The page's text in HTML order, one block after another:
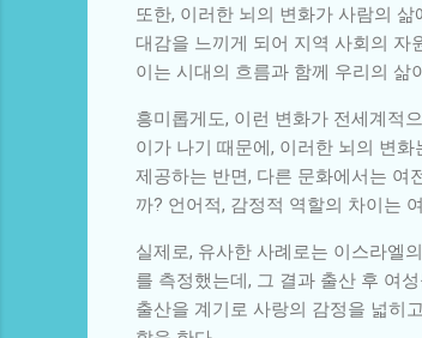
또한, 이러한 뇌의 변화가 사람의
대감을 느끼게 되어 지역 사회의 자
이는 시대의 흐름과 함께 우리의 삶
흥미롭게도, 이런 변화가 전세계적
이가 나기 때문에, 이러한 뇌의 변
제공하는 반면, 다른 문화에서는 여
까? 언어적, 감정적 역할의 차이는
실제로, 유사한 사례로는 이스라엘
를 측정했는데, 그 결과 출산 후 여
출산을 계기로 사랑의 감정을 넓히